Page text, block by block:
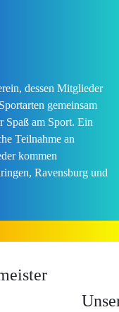
dessen Mitglieder
gemeinsam
Spaß am Sport. Ein
Teilnahme an
kommen
Ravensburg und